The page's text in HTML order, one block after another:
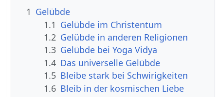
1 Gelübde
1.1 Gelübde im Christentum
1.2 Gelübde in anderen Religionen
1.3 Gelübde bei Yoga Vidya
1.4 Das universelle Gelübde
1.5 Bleibe stark bei Schwirigkeiten
1.6 Bleib in der kosmischen Liebe